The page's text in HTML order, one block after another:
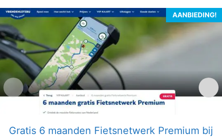
AANBIEDING!
Gratis 6 maanden Fietsnetwerk Premium bij